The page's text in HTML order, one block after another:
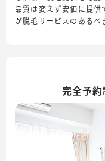
品質は変えず安価に提
が脱毛サービスのあるべ
完全予約